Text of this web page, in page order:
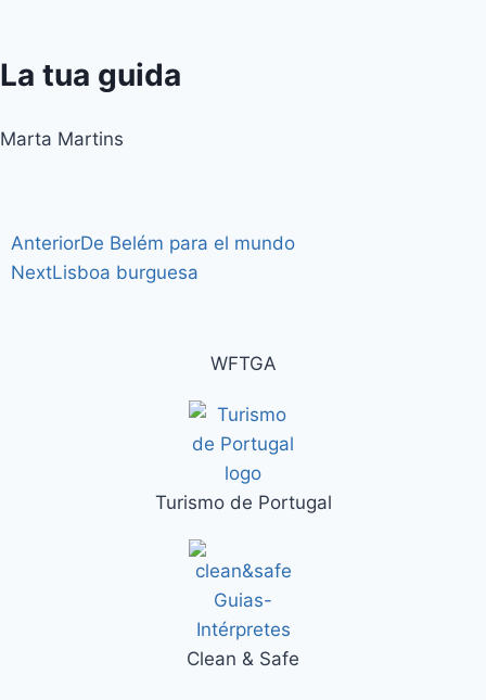
La tua guida
Marta Martins
AnteriorDe Belém para el mundo
NextLisboa burguesa
WFTGA
Turismo de Portugal
Clean & Safe